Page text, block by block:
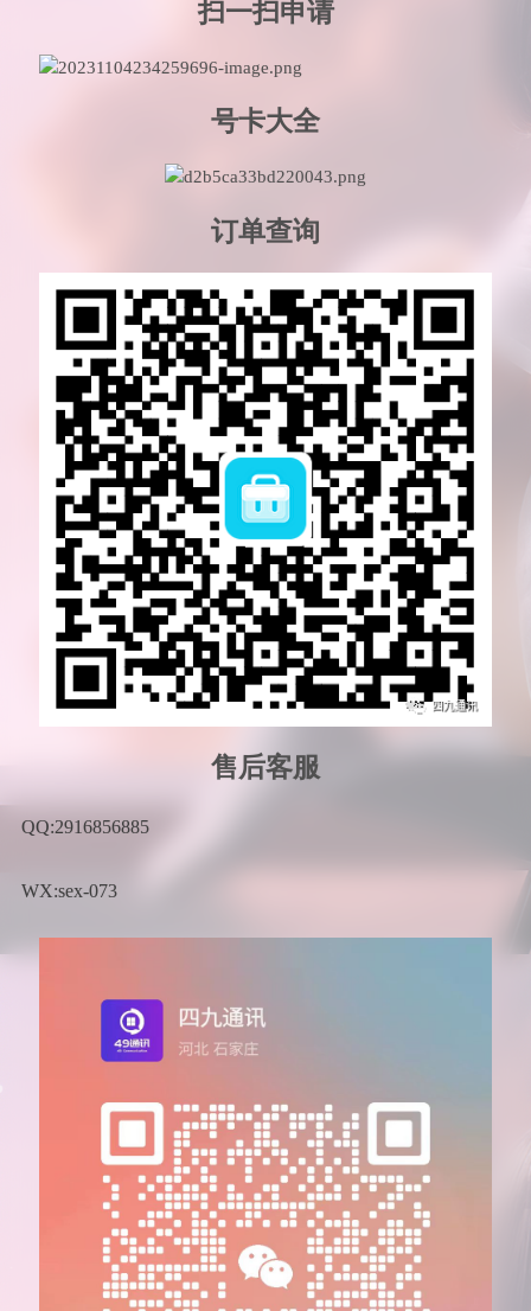
扫一扫申请
号卡大全
订单查询
售后客服
QQ:2916856885
WX:sex-073